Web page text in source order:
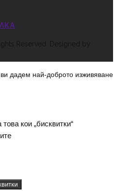
Reserved. Designed by
ви дадем най-доброто изживяване
кои „бисквитки“